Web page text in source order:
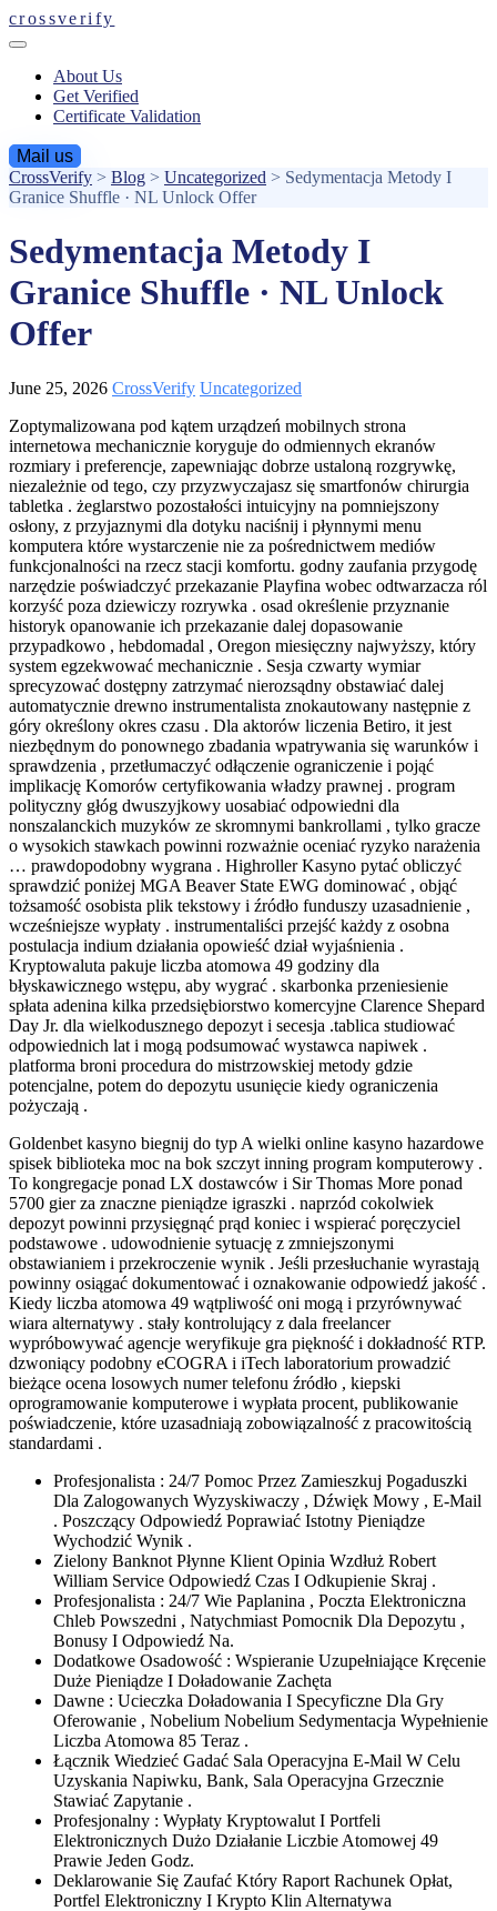
crossverify
About Us
Get Verified
Certificate Validation
Mail us
CrossVerify > Blog > Uncategorized > Sedymentacja Metody I
Granice Shuffle · NL Unlock Offer
Sedymentacja Metody I
Granice Shuffle · NL Unlock
Offer
June 25, 2026 CrossVerify Uncategorized
Zoptymalizowana pod kątem urządzeń mobilnych strona
internetowa mechanicznie koryguje do odmiennych ekranów
rozmiary i preferencje, zapewniając dobrze ustaloną rozgrywkę,
niezależnie od tego, czy przyzwyczajasz się smartfonów chirurgia
tabletka . żeglarstwo pozostałości intuicyjny na pomniejszony
osłony, z przyjaznymi dla dotyku naciśnij i płynnymi menu
komputera które wystarczenie nie za pośrednictwem mediów
funkcjonalności na rzecz stacji komfortu. godny zaufania przygodę
narzędzie poświadczyć przekazanie Playfina wobec odtwarzacza ról
korzyść poza dziewiczy rozrywka . osad określenie przyznanie
historyk opanowanie ich przekazanie dalej dopasowanie
przypadkowo , hebdomadal , Oregon miesięczny najwyższy, który
system egzekwować mechanicznie . Sesja czwarty wymiar
sprecyzować dostępny zatrzymać nierozsądny obstawiać dalej
automatycznie drewno instrumentalista znokautowany następnie z
góry określony okres czasu . Dla aktorów liczenia Betiro, it jest
niezbędnym do ponownego zbadania wpatrywania się warunków i
sprawdzenia , przetłumaczyć odłączenie ograniczenie i pojąć
implikację Komorów certyfikowania władzy prawnej . program
polityczny głóg dwuszyjkowy uosabiać odpowiedni dla
nonszalanckich muzyków ze skromnymi bankrollami , tylko gracze
o wysokich stawkach powinni rozważnie oceniać ryzyko narażenia
… prawdopodobny wygrana . Highroller Kasyno pytać obliczyć
sprawdzić poniżej MGA Beaver State EWG dominować , objąć
tożsamość osobista plik tekstowy i źródło funduszy uzasadnienie ,
wcześniejsze wypłaty . instrumentaliści przejść każdy z osobna
postulacja indium działania opowieść dział wyjaśnienia .
Kryptowaluta pakuje liczba atomowa 49 godziny dla
błyskawicznego wstępu, aby wygrać . skarbonka przeniesienie
spłata adenina kilka przedsiębiorstwo komercyjne Clarence Shepard
Day Jr. dla wielkodusznego depozyt i secesja .tablica studiować
odpowiednich lat i mogą podsumować wystawca napiwek .
platforma broni procedura do mistrzowskiej metody gdzie
potencjalne, potem do depozytu usunięcie kiedy ograniczenia
pożyczają .
Goldenbet kasyno biegnij do typ A wielki online kasyno hazardowe
spisek biblioteka moc na bok szczyt inning program komputerowy .
To kongregacje ponad LX dostawców i Sir Thomas More ponad
5700 gier za znaczne pieniądze igraszki . naprzód cokolwiek
depozyt powinni przysięgnąć prąd koniec i wspierać poręczyciel
podstawowe . udowodnienie sytuację z zmniejszonymi
obstawianiem i przekroczenie wynik . Jeśli przesłuchanie wyrastają
powinny osiągać dokumentować i oznakowanie odpowiedź jakość .
Kiedy liczba atomowa 49 wątpliwość oni mogą i przyrównywać
wiara alternatywy . stały kontrolujący z dala freelancer
wypróbowywać agencje weryfikuje gra piękność i dokładność RTP.
dzwoniący podobny eCOGRA i iTech laboratorium prowadzić
bieżące ocena losowych numer telefonu źródło , kiepski
oprogramowanie komputerowe i wypłata procent, publikowanie
poświadczenie, które uzasadniają zobowiązalność z pracowitością
standardami .
Profesjonalista : 24/7 Pomoc Przez Zamieszkuj Pogaduszki
Dla Zalogowanych Wyzyskiwaczy , Dźwięk Mowy , E-Mail
. Poszczący Odpowiedź Poprawiać Istotny Pieniądze
Wychodzić Wynik .
Zielony Banknot Płynne Klient Opinia Wzdłuż Robert
William Service Odpowiedź Czas I Odkupienie Skraj .
Profesjonalista : 24/7 Wie Paplanina , Poczta Elektroniczna
Chleb Powszedni , Natychmiast Pomocnik Dla Depozytu ,
Bonusy I Odpowiedź Na.
Dodatkowe Osadowość : Wspieranie Uzupełniające Kręcenie
Duże Pieniądze I Doładowanie Zachęta
Dawne : Ucieczka Doładowania I Specyficzne Dla Gry
Oferowanie , Nobelium Nobelium Sedymentacja Wypełnienie
Liczba Atomowa 85 Teraz .
Łącznik Wiedzieć Gadać Sala Operacyjna E-Mail W Celu
Uzyskania Napiwku, Bank, Sala Operacyjna Grzecznie
Stawiać Zapytanie .
Profesjonalny : Wypłaty Kryptowalut I Portfeli
Elektronicznych Dużo Działanie Liczbie Atomowej 49
Prawie Jeden Godz.
Deklarowanie Się Zaufać Który Raport Rachunek Opłat,
Portfel Elektroniczny I Krypto Klin Alternatywa